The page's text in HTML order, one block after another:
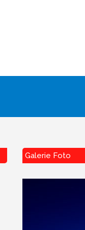
Galerie Foto